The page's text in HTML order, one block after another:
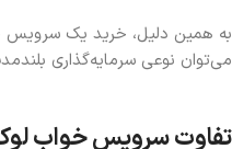
به همین دلیل، خرید یک سرویس
می‌توان نوعی سرمایه‌گذاری
تفاوت سرویس خواب